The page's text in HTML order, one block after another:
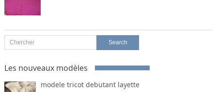
Les nouveaux modèles
modele tricot debutant layette